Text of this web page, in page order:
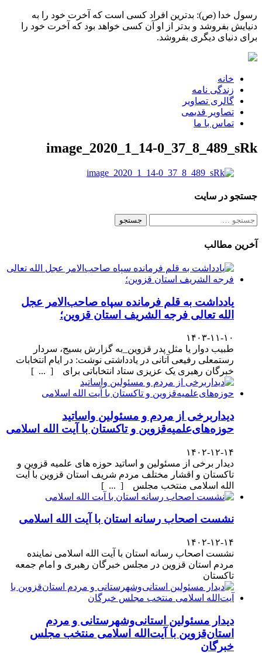
رسول خدا (ص): بدترین افراد کسی است که آخرت خود را به
دنیایش بفروشد و بدتر از او آن کسی خواهد بود که آخرت خود را
برای دنیای دیگری بفروشد.
خانه
زندگی نامه
گالری تصاویر
تصاویر قدیمی
تماس با ما
image_2020_1_14-0_37_8_489_sRk
جستجو در سایت
جستجو
آخرین مطالب
یادداشت به قلم فرمانده سپاه صاحب‌الامر عجل
الله تعالی فرجه الشریف استان قزوین؛
۱۴۰۳-۱۱-۱۰
طبیب دوار یا مثل پدر قزوین_به گزارش بسیج، سردار
رستمعلی رفیعی آتانی در یادداشتی نوشت: در ایام انتخابات
خبرگان رهبری یک عزیزی ستاد انتخاباتی برای [ ... ]
دیداربرخی از مردم و مسئولین واساتید
حوزه‌های‌علمیه‌قزوین و تاکستان با آیت الله اسلامی
۱۴۰۲-۱۲-۱۴
دیدار برخی از مسئولین و اساتید حوزه های علمیه قزوین و
تاکستان و اقشار مختلف مردم شریف استان قزوین با آیت
الله اسلامی منتخب مجلس [ ... ]
نشست اصحاب رسانه استان با آیت الله اسلامی
۱۴۰۲-۱۲-۱۴
نشست اصحاب رسانه استان با آیت الله اسلامی نماینده
مردم استان قزوین در مجلس خبرگان رهبری و امام جمعه
تاکستان
دیدار مسئولین استانی‌وشهرستانی و مردم‌
استان‌قزوین با آیت‌الله‌ اسلامی منتخب مجلس‌
خبرگان